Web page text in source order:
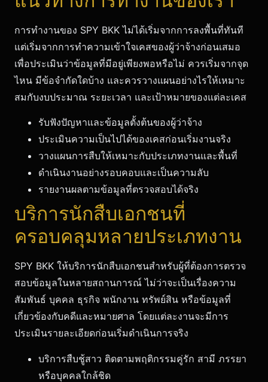
การทำงานของ SPY BKK ไม่ได้เริ่มจากการลงพื้นที่ทันที
แต่เริ่มจากการทำความเข้าใจเคสของผู้ว่าจ้างก่อนเสมอ
เพื่อประเมินว่าข้อมูลที่มีอยู่เพียงพอหรือไม่ ควรเริ่มจากจุด
ไหน มีข้อจำกัดใดบ้าง และควรวางแผนอย่างไรให้เหมาะ
สมกับงบประมาณ ระยะเวลา และเป้าหมายของแต่ละเคส
รับฟังปัญหาและข้อมูลตั้งต้นของผู้ว่าจ้าง
ประเมินความเป็นไปได้ของเคสก่อนเริ่มงานจริง
วางแผนการสืบให้เหมาะกับประเภทงานและพื้นที่
ดำเนินงานอย่างรอบคอบและเป็นความลับ
รายงานผลตามข้อมูลที่ตรวจสอบได้จริง
บริการนักสืบเอกชนที่
ครอบคลุมหลายประเภทงาน
SPY BKK ให้บริการนักสืบเอกชนสำหรับผู้ที่ต้องการตรวจ
สอบข้อมูลในหลายสถานการณ์ ไม่ว่าจะเป็นเรื่องความ
สัมพันธ์ บุคคล ธุรกิจ พนักงาน ทรัพย์สิน หรือข้อมูลที่
เกี่ยวข้องกับคดีและหมายศาล โดยแต่ละงานจะมีการ
ประเมินรายละเอียดก่อนเริ่มดำเนินการจริง
บริการสืบชู้สาว ติดตามพฤติกรรมคู่รัก สามี ภรรยา
หรือบุคคลใกล้ชิด